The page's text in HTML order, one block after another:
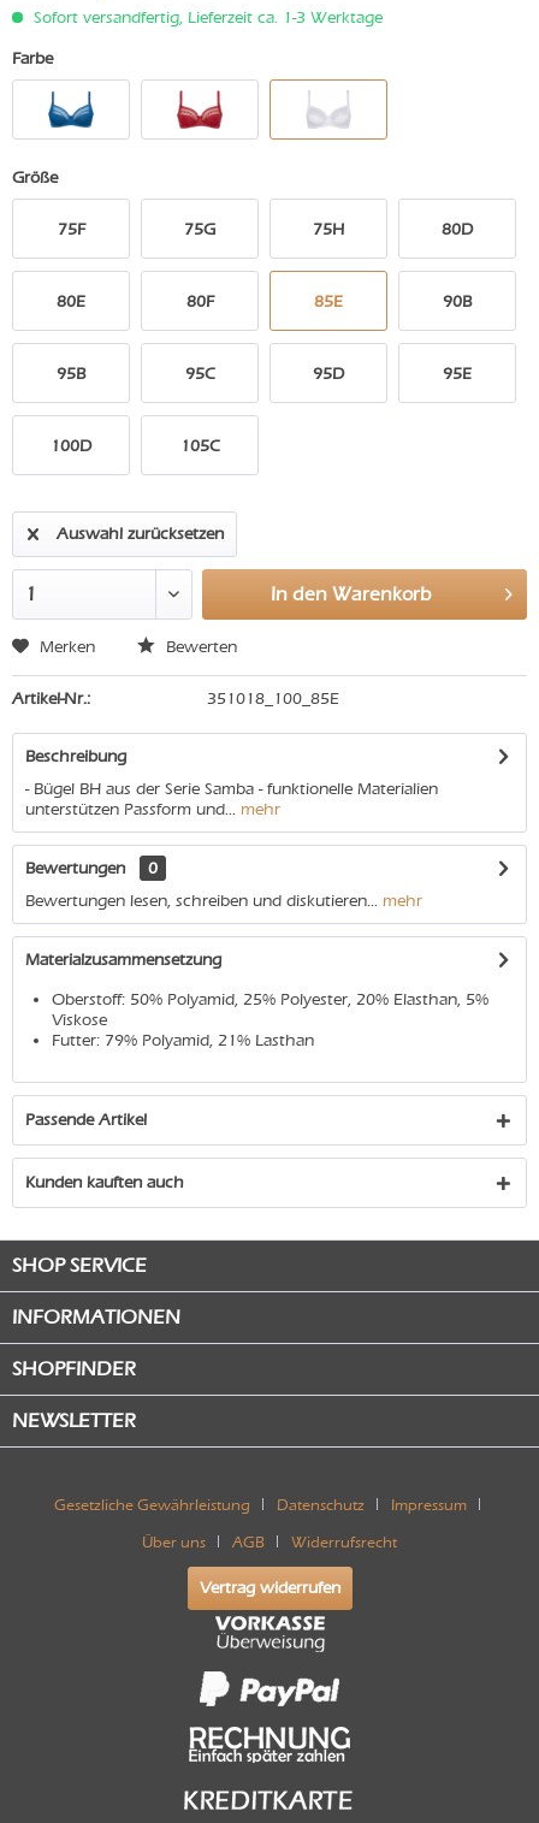
Sofort versandfertig, Lieferzeit ca. 1-3 Werktage
Farbe
Größe
75F 75G 75H 80D
80E 80F 85E 90B
95B 95C 95D 95E
100D 105C
Auswahl zurücksetzen
In den Warenkorb
Merken Bewerten
Artikel-Nr.: 351018_100_85E
Beschreibung
- Bügel BH aus der Serie Samba - funktionelle Materialien
unterstützen Passform und... mehr
Bewertungen
0
Bewertungen lesen, schreiben und diskutieren... mehr
Materialzusammensetzung
Oberstoff: 50% Polyamid, 25% Polyester, 20% Elasthan, 5%
Viskose
Futter: 79% Polyamid, 21% Lasthan
Passende Artikel
Kunden kauften auch
SHOP SERVICE
INFORMATIONEN
SHOPFINDER
NEWSLETTER
Gesetzliche Gewährleistung Datenschutz Impressum
Über uns AGB Widerrufsrecht
Vertrag widerrufen